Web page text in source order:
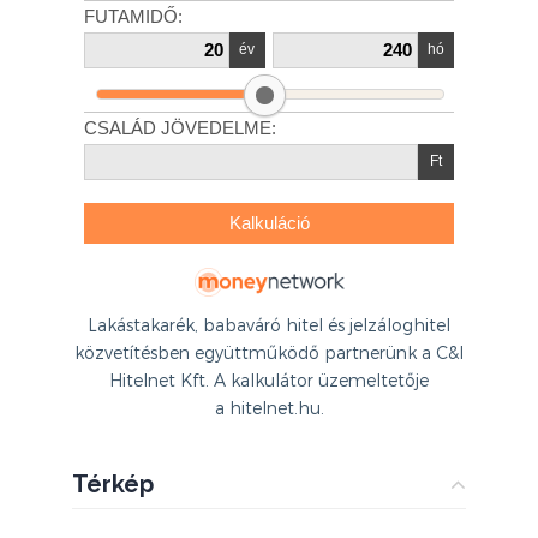
Lakástakarék, babaváró hitel és jelzáloghitel
közvetítésben együttműködő partnerünk a C&I
Hitelnet Kft. A kalkulátor üzemeltetője
a hitelnet.hu.
Térkép